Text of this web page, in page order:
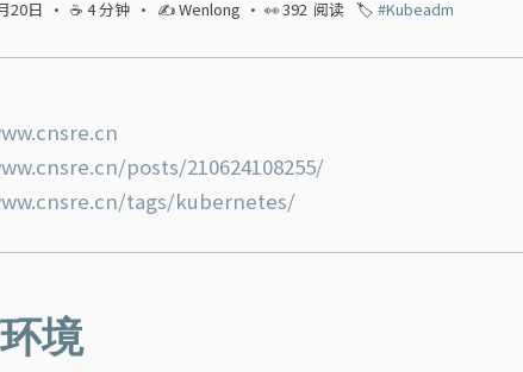
20日 · ☕ 4 分钟 · ✍ Wenlong · 👀392 阅读 🏷️ #Kubeadm
posts/210624108255/
tags/kubernetes/
境